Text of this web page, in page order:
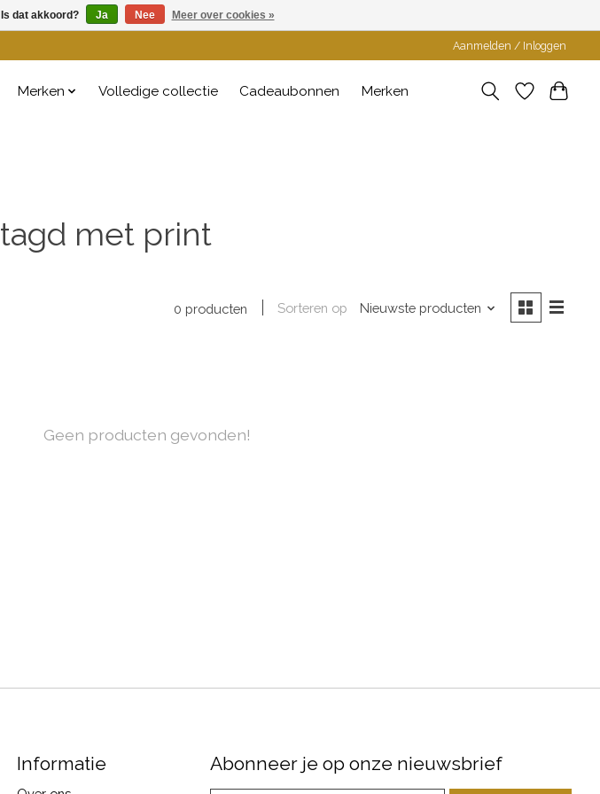
Aanmelden / Inloggen
Merken Volledige collectie Cadeaubonnen Merken
met print
0 producten Sorteren op Nieuwste producten
Geen producten gevonden!
Informatie Abonneer je op onze nieuwsbrief
dat akkoord? Ja Nee Meer over cookies »